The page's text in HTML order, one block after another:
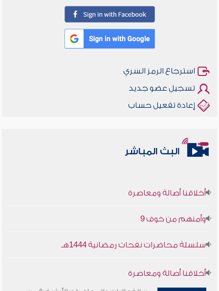
استرجاع الرمز السري
تسجيل عضو جديد
إعادة تفعيل حساب
البث المباشر
أخلاقنا أصالة ومعاصرة
وأمنهم من خوف 9
سلسلة محاضرات نفحات رمضانية 1444هـ
أخلاقنا أصالة ومعاصرة